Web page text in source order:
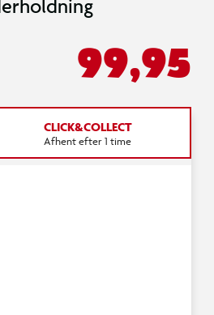
99,95
CLICK&COLLECT
Afhent efter 1 time